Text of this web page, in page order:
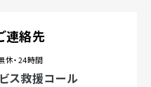
連絡先
休・24時間
ス救援コール